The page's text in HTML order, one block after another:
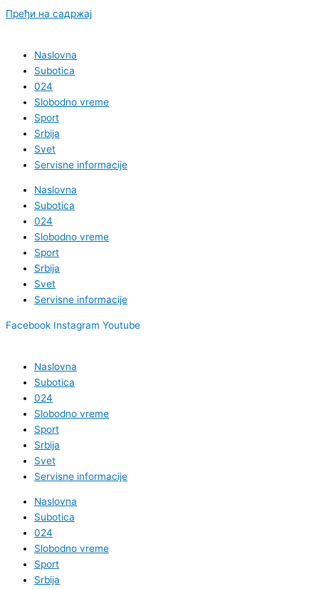
Пређи на садржај
Naslovna
Subotica
024
Slobodno vreme
Sport
Srbija
Svet
Servisne informacije
Naslovna
Subotica
024
Slobodno vreme
Sport
Srbija
Svet
Servisne informacije
Facebook Instagram Youtube
Naslovna
Subotica
024
Slobodno vreme
Sport
Srbija
Svet
Servisne informacije
Naslovna
Subotica
024
Slobodno vreme
Sport
Srbija